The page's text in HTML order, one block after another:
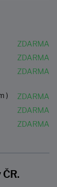
)